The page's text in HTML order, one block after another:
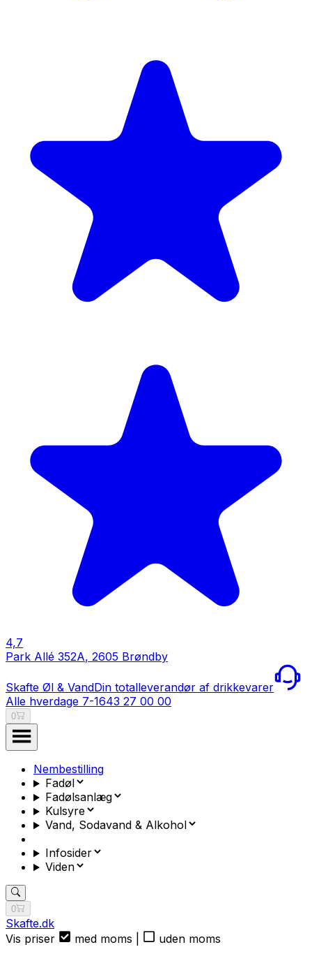
4,7
Park Allé 352A, 2605 Brøndby
Skafte Øl & VandDin totalleverandør af drikkevarer
Alle hverdage 7-1643 27 00 00
0
Nembestilling
Fadøl
Fadølsanlæg
Kulsyre
Vand, Sodavand & Alkohol
Infosider
Viden
0
Skafte.dk
Vis priser
med moms uden moms